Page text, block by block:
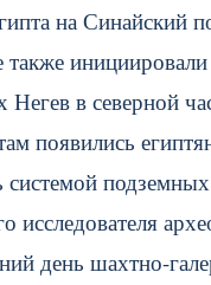
на Синайский
также
Негев в северной
появились
системой
исследователя
день шахтно-